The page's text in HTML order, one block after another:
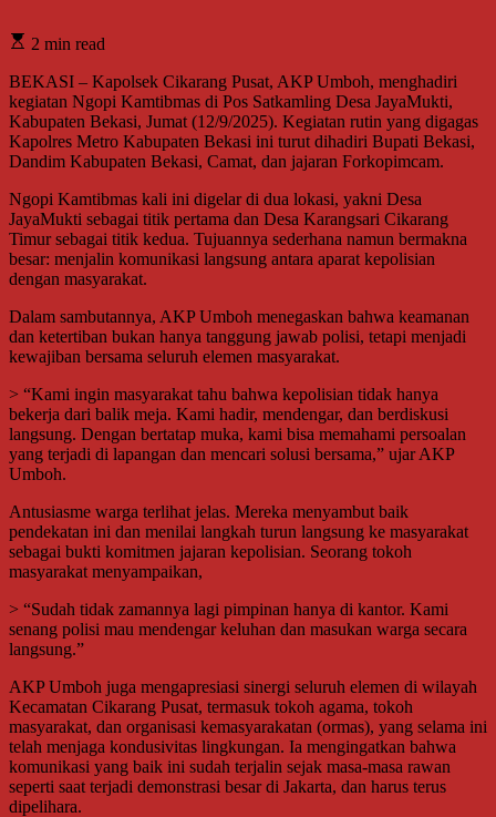
2 min read
BEKASI – Kapolsek Cikarang Pusat, AKP Umboh, menghadiri
kegiatan Ngopi Kamtibmas di Pos Satkamling Desa JayaMukti,
Kabupaten Bekasi, Jumat (12/9/2025). Kegiatan rutin yang digagas
Kapolres Metro Kabupaten Bekasi ini turut dihadiri Bupati Bekasi,
Dandim Kabupaten Bekasi, Camat, dan jajaran Forkopimcam.
Ngopi Kamtibmas kali ini digelar di dua lokasi, yakni Desa
JayaMukti sebagai titik pertama dan Desa Karangsari Cikarang
Timur sebagai titik kedua. Tujuannya sederhana namun bermakna
besar: menjalin komunikasi langsung antara aparat kepolisian
dengan masyarakat.
Dalam sambutannya, AKP Umboh menegaskan bahwa keamanan
dan ketertiban bukan hanya tanggung jawab polisi, tetapi menjadi
kewajiban bersama seluruh elemen masyarakat.
> “Kami ingin masyarakat tahu bahwa kepolisian tidak hanya
bekerja dari balik meja. Kami hadir, mendengar, dan berdiskusi
langsung. Dengan bertatap muka, kami bisa memahami persoalan
yang terjadi di lapangan dan mencari solusi bersama,” ujar AKP
Umboh.
Antusiasme warga terlihat jelas. Mereka menyambut baik
pendekatan ini dan menilai langkah turun langsung ke masyarakat
sebagai bukti komitmen jajaran kepolisian. Seorang tokoh
masyarakat menyampaikan,
> “Sudah tidak zamannya lagi pimpinan hanya di kantor. Kami
senang polisi mau mendengar keluhan dan masukan warga secara
langsung.”
AKP Umboh juga mengapresiasi sinergi seluruh elemen di wilayah
Kecamatan Cikarang Pusat, termasuk tokoh agama, tokoh
masyarakat, dan organisasi kemasyarakatan (ormas), yang selama ini
telah menjaga kondusivitas lingkungan. Ia mengingatkan bahwa
komunikasi yang baik ini sudah terjalin sejak masa-masa rawan
seperti saat terjadi demonstrasi besar di Jakarta, dan harus terus
dipelihara.